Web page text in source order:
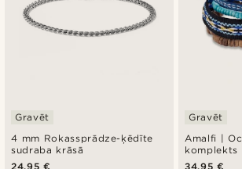
4 mm Rokassprādze-ķēdīte
sudraba krāsā
Gravēt
24,95 €
Amalfi |
komplekts
Gravēt
34,95 €